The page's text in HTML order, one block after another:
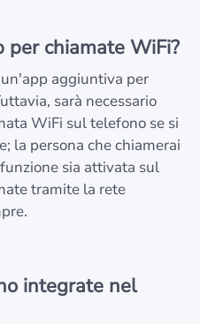
per chiamate WiFi?
aggiuntiva per
sarà necessario
WiFi sul telefono se si
la persona che chiamerai
sia attivata sul
tramite la rete
integrate nel